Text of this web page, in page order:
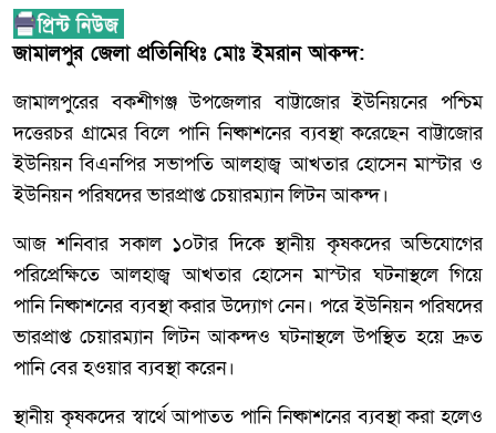
জামালপুর জেলা প্রতিনিধিঃ মোঃ ইমরান আকন্দ:
জামালপুরের বকশীগঞ্জ উপজেলার বাট্টাজোর ইউনিয়নের পশ্চিম
দত্তেরচর গ্রামের বিলে পানি নিষ্কাশনের ব্যবস্থা করেছেন বাট্টাজোর
ইউনিয়ন বিএনপির সভাপতি আলহাজ্ব আখতার হোসেন মাস্টার ও
ইউনিয়ন পরিষদের ভারপ্রাপ্ত চেয়ারম্যান লিটন আকন্দ।
আজ শনিবার সকাল ১০টার দিকে স্থানীয় কৃষকদের অভিযোগের
পরিপ্রেক্ষিতে আলহাজ্ব আখতার হোসেন মাস্টার ঘটনাস্থলে গিয়ে
পানি নিষ্কাশনের ব্যবস্থা করার উদ্যোগ নেন। পরে ইউনিয়ন পরিষদের
ভারপ্রাপ্ত চেয়ারম্যান লিটন আকন্দও ঘটনাস্থলে উপস্থিত হয়ে দ্রুত
পানি বের হওয়ার ব্যবস্থা করেন।
স্থানীয় কৃষকদের স্বার্থে আপাতত পানি নিষ্কাশনের ব্যবস্থা করা হলেও